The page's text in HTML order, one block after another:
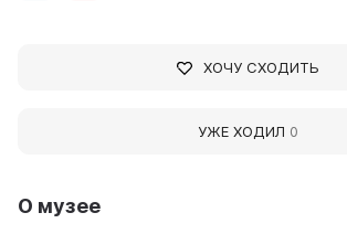
О музее
ХОЧУ СХОДИТЬ
УЖЕ ХОДИЛ 0